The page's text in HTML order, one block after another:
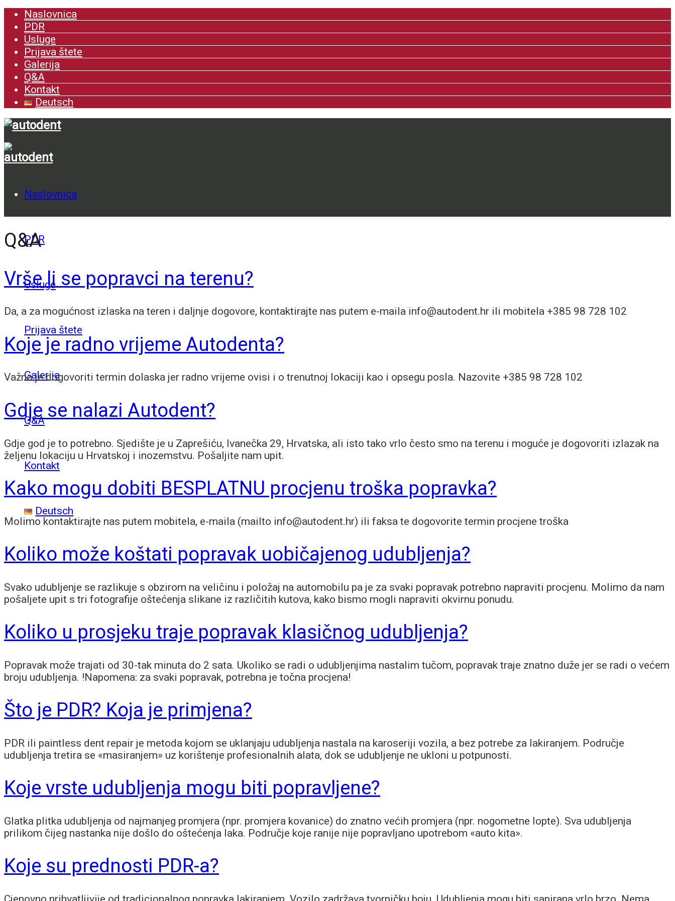
Naslovnica
PDR
Usluge
Prijava štete
Galerija
Q&A
Kontakt
Deutsch
Naslovnica
PDR
Usluge
Prijava štete
Galerija
Q&A
Kontakt
Deutsch
Q&A
Vrše li se popravci na terenu?
Da, a za mogućnost izlaska na teren i daljnje dogovore, kontaktirajte nas putem e-maila info@autodent.hr ili mobitela +385 98 728 102
Koje je radno vrijeme Autodenta?
Važno je dogovoriti termin dolaska jer radno vrijeme ovisi i o trenutnoj lokaciji kao i opsegu posla. Nazovite +385 98 728 102
Gdje se nalazi Autodent?
Gdje god je to potrebno. Sjedište je u Zaprešiću, Ivanečka 29, Hrvatska, ali isto tako vrlo često smo na terenu i moguće je dogovoriti izlazak na
željenu lokaciju u Hrvatskoj i inozemstvu. Pošaljite nam upit.
Kako mogu dobiti BESPLATNU procjenu troška popravka?
Molimo kontaktirajte nas putem mobitela, e-maila (mailto info@autodent.hr) ili faksa te dogovorite termin procjene troška
Koliko može koštati popravak uobičajenog udubljenja?
Svako udubljenje se razlikuje s obzirom na veličinu i položaj na automobilu pa je za svaki popravak potrebno napraviti procjenu. Molimo da nam
pošaljete upit s tri fotografije oštećenja slikane iz različitih kutova, kako bismo mogli napraviti okvirnu ponudu.
Koliko u prosjeku traje popravak klasičnog udubljenja?
Popravak može trajati od 30-tak minuta do 2 sata. Ukoliko se radi o udubljenjima nastalim tučom, popravak traje znatno duže jer se radi o većem
broju udubljenja. !Napomena: za svaki popravak, potrebna je točna procjena!
Što je PDR? Koja je primjena?
PDR ili paintless dent repair je metoda kojom se uklanjaju udubljenja nastala na karoseriji vozila, a bez potrebe za lakiranjem. Područje
udubljenja tretira se «masiranjem» uz korištenje profesionalnih alata, dok se udubljenje ne ukloni u potpunosti.
Koje vrste udubljenja mogu biti popravljene?
Glatka plitka udubljenja od najmanjeg promjera (npr. promjera kovanice) do znatno većih promjera (npr. nogometne lopte). Sva udubljenja
prilikom čijeg nastanka nije došlo do oštećenja laka. Područje koje ranije nije popravljano upotrebom «auto kita».
Koje su prednosti PDR-a?